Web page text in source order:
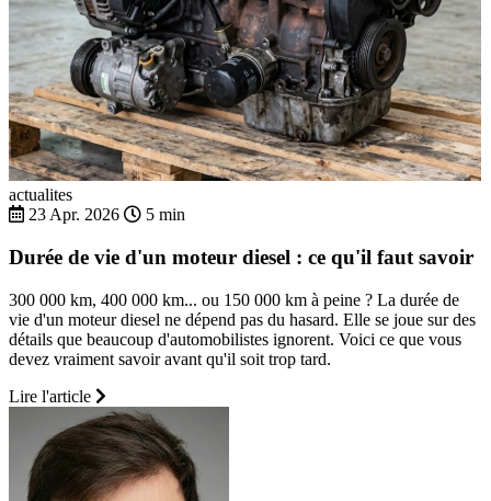
actualites
23 Apr. 2026
5 min
Durée de vie d'un moteur diesel : ce qu'il faut savoir
300 000 km, 400 000 km... ou 150 000 km à peine ? La durée de
vie d'un moteur diesel ne dépend pas du hasard. Elle se joue sur des
détails que beaucoup d'automobilistes ignorent. Voici ce que vous
devez vraiment savoir avant qu'il soit trop tard.
Lire l'article